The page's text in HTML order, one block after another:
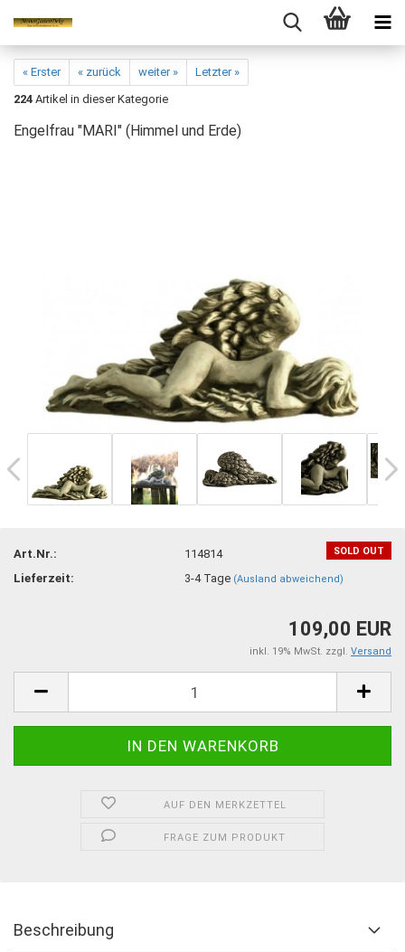
« Erster « zurück weiter »
Letzter »
224 Artikel in dieser Kategorie
Engelfrau "MARI" (Himmel und Erde)
SOLD OUT
Art.Nr.:
114814
Lieferzeit:
3-4 Tage (Ausland abweichend)
109,00 EUR
inkl. 19% MwSt. zzgl. Versand
AUF DEN MERKZETTEL
FRAGE ZUM PRODUKT
Beschreibung